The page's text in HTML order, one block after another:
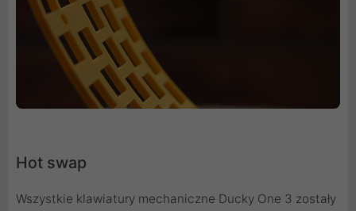
Hot swap
Wszystkie klawiatury mechaniczne Ducky One 3 zostały